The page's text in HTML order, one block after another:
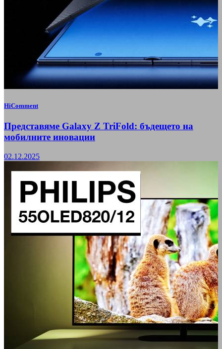
HiComment
Представяме Galaxy Z TriFold: бъдещето на
мобилните иновации
02.12.2025